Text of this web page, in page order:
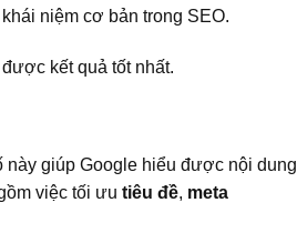
niệm cơ bản trong SEO.
kết quả tốt nhất.
này giúp Google hiểu được nội dung
việc tối ưu tiêu đề, meta